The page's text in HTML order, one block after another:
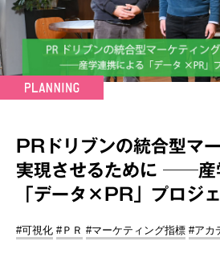
PRドリブンの統合型マ
実現させるために ──産
「データ×PR」プロジ
#可視化 #ＰＲ #マーケティング指標 #アカ